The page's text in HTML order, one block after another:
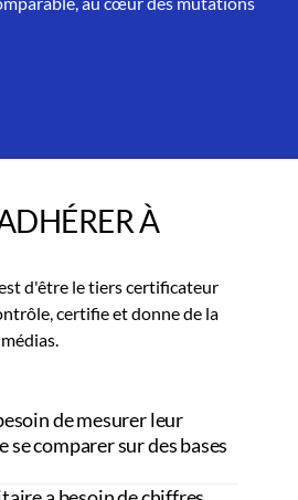
À
d'être le tiers certificateur
certifie et donne de la
de mesurer leur
se comparer sur des bases